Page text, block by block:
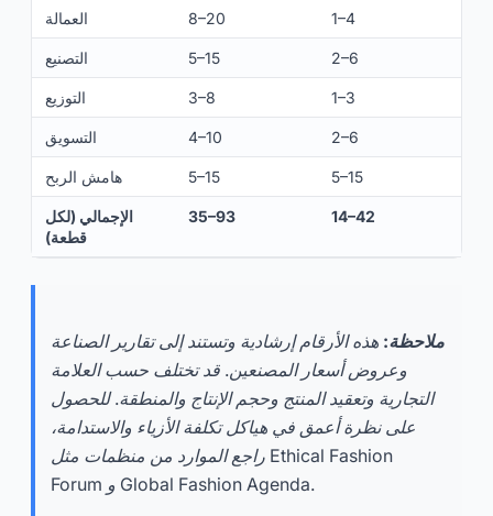
العمالة 8–20 1–4
التصنيع 5–15 2–6
التوزيع 3–8 1–3
التسويق 4–10 2–6
هامش الربح 5–15 5–15
الإجمالي (لكل
قطعة)
35–93 14–42
ملاحظة: هذه الأرقام إرشادية وتستند إلى تقارير الصناعة
وعروض أسعار المصنعين. قد تختلف حسب العلامة
التجارية وتعقيد المنتج وحجم الإنتاج والمنطقة. للحصول
على نظرة أعمق في هياكل تكلفة الأزياء والاستدامة،
راجع الموارد من منظمات مثل Ethical Fashion
Forum و Global Fashion Agenda.